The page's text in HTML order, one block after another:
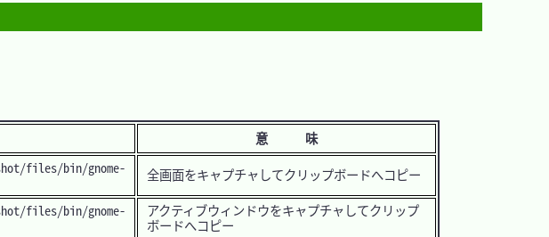
意 味
files/bin/gnome- 全画面をキャプチャしてクリップボードへコピー
files/bin/gnome- アクティブウィンドウをキャプチャしてクリップ
ボードへコピー